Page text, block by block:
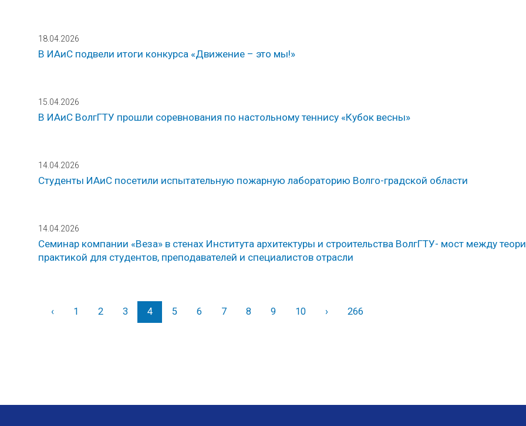
18.04.2026
В ИАиС подвели итоги конкурса «Движение – это мы!»
15.04.2026
В ИАиС ВолгГТУ прошли соревнования по настольному теннису «Кубок весны»
14.04.2026
Студенты ИАиС посетили испытательную пожарную лабораторию Волго-градской области
14.04.2026
Семинар компании «Веза» в стенах Института архитектуры и строительства ВолгГТУ- мост между
практикой для студентов, преподавателей и специалистов отрасли
‹Назад
1 2 3 4 5 6 7 8 9 10 ›Вперед
266